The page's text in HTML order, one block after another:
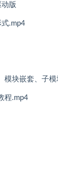
版
.mp4
模块嵌套、子
程.mp4